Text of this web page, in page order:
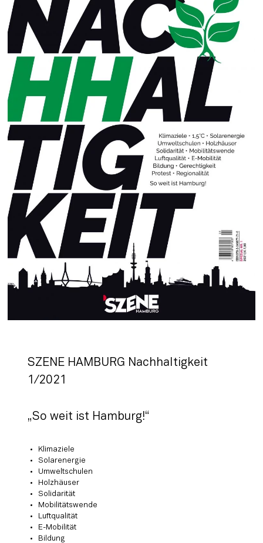
SZENE HAMBURG Nachhaltigkeit
1/2021
„So weit ist Hamburg!“
Klimaziele
Solarenergie
Umweltschulen
Holzhäuser
Solidarität
Mobilitätswende
Luftqualität
E-Mobilität
Bildung